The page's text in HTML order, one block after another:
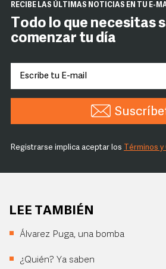
RECIBE LAS ÚLTIMAS NOTICIAS EN TU E-
Todo lo que necesitas
comenzar tu día
Registrarse implica aceptar los Términos
LEE TAMBIÉN
Álvarez Puga, una bomba
¿Quién? Ya saben